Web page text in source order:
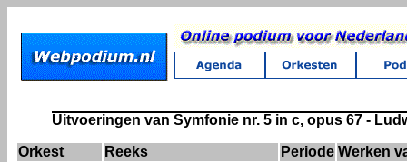
Uitvoeringen van Symfonie nr. 5 in c, opus 67 -
Orkest Reeks Periode Werken